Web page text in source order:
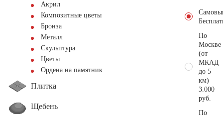
Акрил
Композитные цветы
Бронза
Металл
Скульптура
Цветы
Ордена на памятник
Плитка
Щебень
По
Москве
(от
МКАД
до 5
км)
3.000
руб.
По